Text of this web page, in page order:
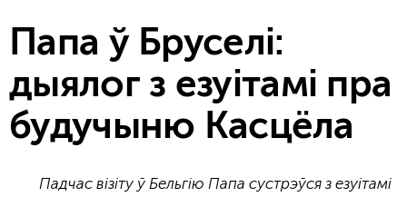
Папа ў Бруселі:
дыялог з езуітамі пра
будучыню Касцёла
Падчас візіту ў Бельгію Папа сустрэўся з езуітамі